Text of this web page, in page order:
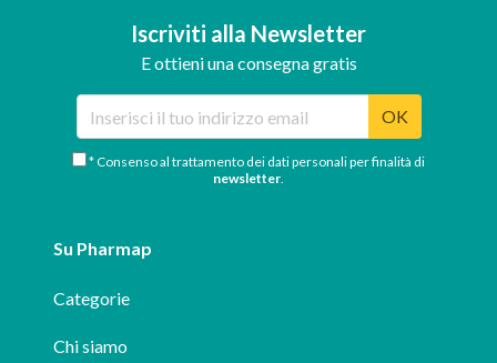
Iscriviti alla Newsletter
E ottieni una consegna gratis
OK
* Consenso al trattamento dei dati personali per finalità di
newsletter.
Su Pharmap
Categorie
Chi siamo